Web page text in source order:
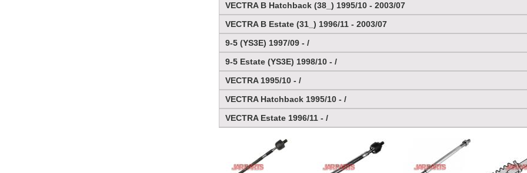
VECTRA B Hatchback (38_) 1995/10 - 2003/07
VECTRA B Estate (31_) 1996/11 - 2003/07
9-5 (YS3E) 1997/09 - /
9-5 Estate (YS3E) 1998/10 - /
VECTRA 1995/10 - /
VECTRA Hatchback 1995/10 - /
VECTRA Estate 1996/11 - /